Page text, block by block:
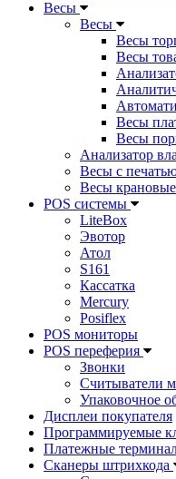
Весы
Весы
Весы
Весы
Весы
Весы
Анализатор
Весы с
Весы крановые
POS системы
LiteBox
Эвотор
Атол
S161
Кассатка
Mercury
Posiflex
POS мониторы
POS переферия
Звонки
Считыватели
Упаковочное
Дисплеи покупателя
Программируемые
Платежные
Сканеры штрихкода